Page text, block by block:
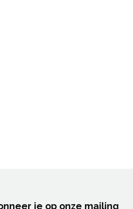
je op onze mailing